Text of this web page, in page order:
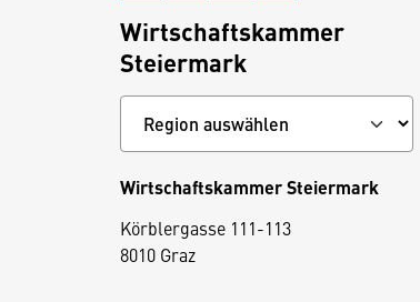
Wirtschaftskammer
Steiermark
Wirtschaftskammer Steiermark
Körblergasse 111-113
8010 Graz